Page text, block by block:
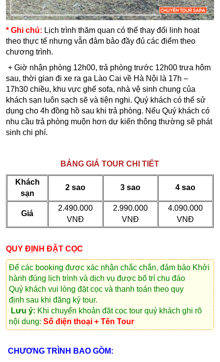
* Ghi chú: Lịch trình thăm quan có thể thay đổi linh hoạt
theo thực tế nhưng vẫn đảm bảo đầy đủ các điểm theo
chương trình.
+ Giờ nhận phòng 12h00, trả phòng trước 12h00 trưa hôm
sau, thời gian đi xe ra ga Lào Cai về Hà Nội là 17h –
17h30 chiều, khu vực ghế sofa, nhà vệ sinh chung của
khách sạn luôn sạch sẽ và tiện nghi. Quý khách có thể sử
dụng cho 4h đồng hồ sau khi trả phòng. Nếu Quý khách có
nhu cầu trả phòng muộn hơn dự kiến thông thường sẽ phát
sinh chi phí.
BẢNG GIÁ TOUR CHI TIẾT
Khách
sạn
2 sao 3 sao 4 sao
Giá
2.490.000
VNĐ
2.990.000
VNĐ
4.090.000
VNĐ
QUY ĐỊNH ĐẶT CỌC
Để các booking được xác nhận chắc chắn, đảm bảo Khởi
hành đúng lịch trình và dịch vụ được bố trí chu đáo
Quý khách vui lòng đặt cọc và thanh toán theo quy
định sau khi đăng ký tour.
Lưu ý: Khi chuyển khoản đặt cọc tour quý khách ghi rõ
nội dung: Số điện thoại + Tên Tour
CHƯƠNG TRÌNH BAO GỒM: